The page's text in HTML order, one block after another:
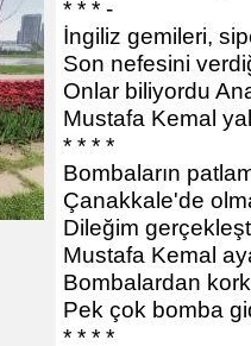
* * * -
İngiliz gemileri,
Son nefesini
Onlar biliyordu
Mustafa Kemal
* * * *
Bombaların
Çanakkale'de
Dileğim
Mustafa Kemal
Bombalardan
Pek çok bomba
* * * *